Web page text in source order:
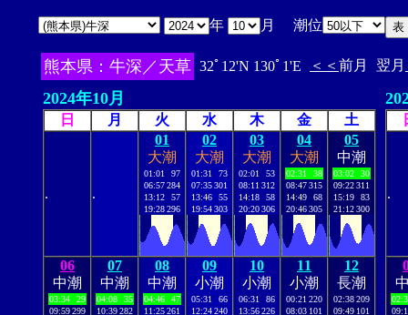
年 月 潮位
熊本県：牛深／天草 32ﾟ12'N 130ﾟ1'E ＜＜ 前月 翌月
2024年10月
日 月 火 水 木 金 土
. .
01
大潮
01:01
97
06:57284
13:12
57
19:28296
02
大潮
01:31
73
07:35301
13:46
55
19:54303
03
大潮
02:01
53
08:11 312
14:18
58
20:20306
04
大潮
02:31
38
08:47315
14:49
68
20:46305
05
中潮
03:02
30
09:22311
15:19
83
21:12300
06
中潮
03:34
29
09:59299
07
中潮
04:08
35
10:39282
08
中潮
04:46
47
11:25261
09
小潮
05:31
66
12:24240
10
小潮
06:31
86
13:56226
11
小潮
00:21 220
08:03 101
12
長潮
02:38209
09:49 101
.